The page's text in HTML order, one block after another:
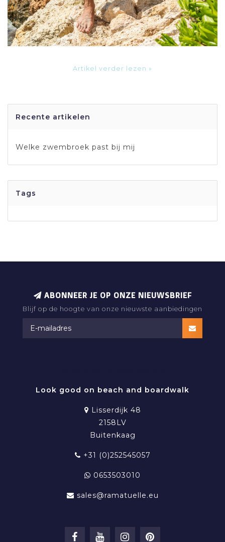
Artikel verder lezen »
Recente artikelen
Welke zwembroek past bij mij
Tags
ABONNEER JE OP ONZE NIEUWSBRIEF
Blijf op de hoogte van onze nieuwste aanbiedingen
Look good on beach and boardwalk
Lisserdijk 48
2158LV
Buitenkaag
+31 (0)252545057
0653503010
sales@ramatuelle.eu